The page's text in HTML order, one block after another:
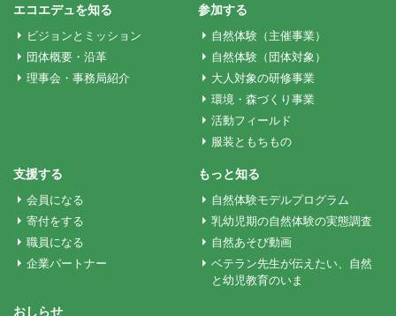
ゲ
ー
ョ
ン
エコエデュを知る
ビジョンとミッション
団体概要・沿革
理事会・事務局紹介
参加する
自然体験（主催事業）
自然体験（団体対象）
大人対象の研修事業
環境・森づくり事業
活動フィールド
服装ともちもの
支援する
会員になる
寄付をする
職員になる
企業パートナー
もっと知る
自然体験モデルプログラム
乳幼児期の自然体験の実態調査
自然あそび動画
ベテラン先生が伝えたい、自然
と幼児教育のいま
おしらせ